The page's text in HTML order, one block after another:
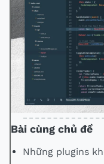
Bài cùng chủ đề
Những plugins